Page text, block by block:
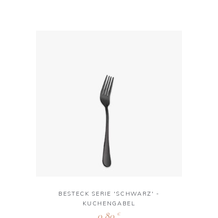
BESTECK SERIE 'SCHWARZ' -
KUCHENGABEL
€